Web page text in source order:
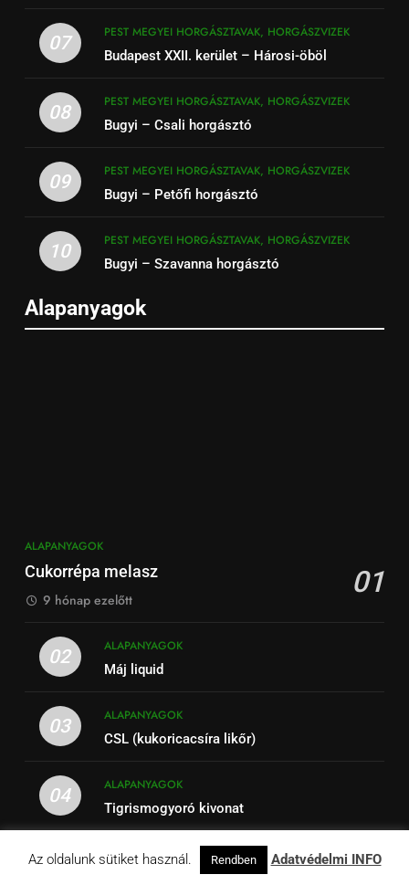
07
PEST MEGYEI HORGÁSZTAVAK, HORGÁSZVIZEK
Budapest XXII. kerület – Hárosi-öböl
08
PEST MEGYEI HORGÁSZTAVAK, HORGÁSZVIZEK
Bugyi – Csali horgásztó
09
PEST MEGYEI HORGÁSZTAVAK, HORGÁSZVIZEK
Bugyi – Petőfi horgásztó
10
PEST MEGYEI HORGÁSZTAVAK, HORGÁSZVIZEK
Bugyi – Szavanna horgásztó
Alapanyagok
ALAPANYAGOK
Cukorrépa melasz 01
9 hónap ezelőtt
02
ALAPANYAGOK
Máj liquid
03
ALAPANYAGOK
CSL (kukoricacsíra likőr)
04
ALAPANYAGOK
Tigrismogyoró kivonat
05
ALAPANYAGOK
Bloodworm liquid (szúnyoglárva kivonat)
Az oldalunk sütiket használ. Rendben Adatvédelmi INFO